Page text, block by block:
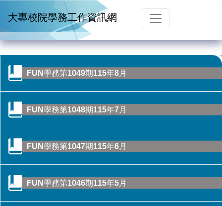
大專校院學務工作資訊網
FUN學務第1049期115年8月
FUN學務第1048期115年7月
FUN學務第1047期115年6月
FUN學務第1046期115年5月